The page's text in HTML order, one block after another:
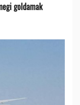
goldamak